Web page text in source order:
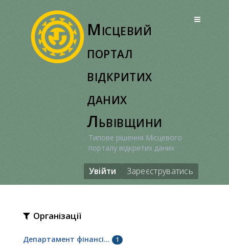
Місцевий
портал
відкритих
даних
Львівщини
Типове рішення Місцевого
порталу відкритих даних
Увійти Зареєструватись
Організації
Департамент фінансі... 1